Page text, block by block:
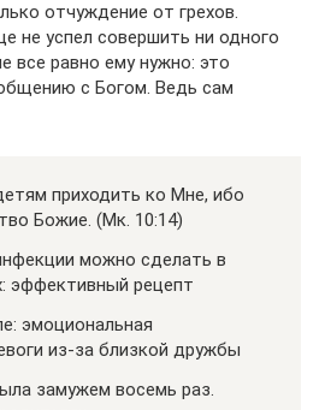
отчуждение от грехов.
не успел совершить ни одного
все равно ему нужно: это
с Богом. Ведь сам
приходить ко Мне, ибо
Божие. (Мк. 10:14)
можно сделать в
эффективный рецепт
эмоциональная
из-за близкой дружбы
замужем восемь раз.